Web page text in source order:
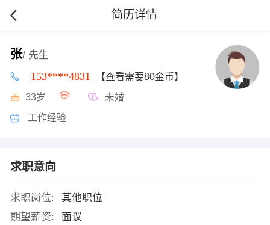
简历详情
张/ 先生
153****4831 【查看需要80金币】
33岁 未婚
工作经验
求职意向
求职岗位:
其他职位
期望薪资:
面议